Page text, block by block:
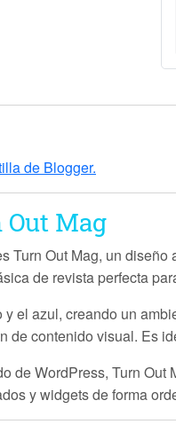
de Blogger.
Mag
Turn Out Mag, un diseño
de revista perfecta
el azul, creando un
de contenido visual. Es
de WordPress, Turn Out
y widgets de forma